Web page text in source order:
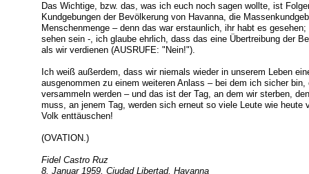
Das Wichtige, bzw. das, was ich euch noch sagen wollte, ist
Kundgebungen der Bevölkerung von Havanna, die
Menschenmenge – denn das war erstaunlich, ihr habt es
sehen sein -, ich glaube ehrlich, dass das eine Übertreibung der
als wir verdienen (AUSRUFE: "Nein!").
Ich weiß außerdem, dass wir niemals wieder in unserem Leben
ausgenommen zu einem weiteren Anlass – bei dem ich sicher
versammeln werden – und das ist der Tag, an dem wir sterben,
muss, an jenem Tag, werden sich erneut so viele Leute wie heute
Volk enttäuschen!
(OVATION.)
Fidel Castro Ruz
8. Januar 1959, Ciudad Libertad, Havanna